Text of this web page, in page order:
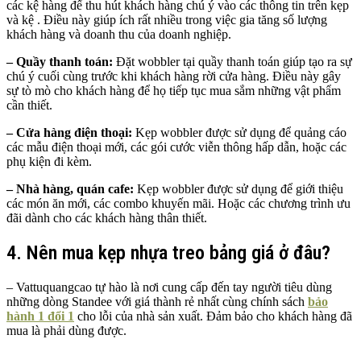
các kệ hàng để thu hút khách hàng chú ý vào các thông tin trên kẹp
và kệ . Điều này giúp ích rất nhiều trong việc gia tăng số lượng
khách hàng và doanh thu của doanh nghiệp.
– Quầy thanh toán: Đặt wobbler tại quầy thanh toán giúp tạo ra sự
chú ý cuối cùng trước khi khách hàng rời cửa hàng. Điều này gây
sự tò mò cho khách hàng để họ tiếp tục mua sắm những vật phẩm
cần thiết.
– Cửa hàng điện thoại: Kẹp wobbler được sử dụng để quảng cáo
các mẫu điện thoại mới, các gói cước viễn thông hấp dẫn, hoặc các
phụ kiện đi kèm.
– Nhà hàng, quán cafe: Kẹp wobbler được sử dụng để giới thiệu
các món ăn mới, các combo khuyến mãi. Hoặc các chương trình ưu
đãi dành cho các khách hàng thân thiết.
4. Nên mua kẹp nhựa treo bảng giá ở đâu?
– Vattuquangcao tự hào là nơi cung cấp đến tay người tiêu dùng
những dòng Standee với giá thành rẻ nhất cùng chính sách bảo
hành 1 đổi 1 cho lỗi của nhà sản xuất. Đảm bảo cho khách hàng đã
mua là phải dùng được.